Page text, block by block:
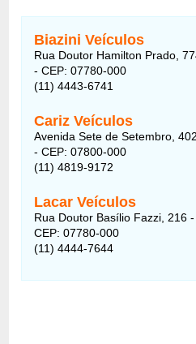
Biazini Veículos
Rua Doutor Hamilton Prado,
- CEP: 07780-000
(11) 4443-6741
Cariz Veículos
Avenida Sete de Setembro,
- CEP: 07800-000
(11) 4819-9172
Lacar Veículos
Rua Doutor Basílio Fazzi, 216
CEP: 07780-000
(11) 4444-7644